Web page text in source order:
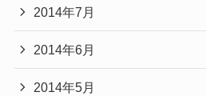
2014年7月
2014年6月
2014年5月